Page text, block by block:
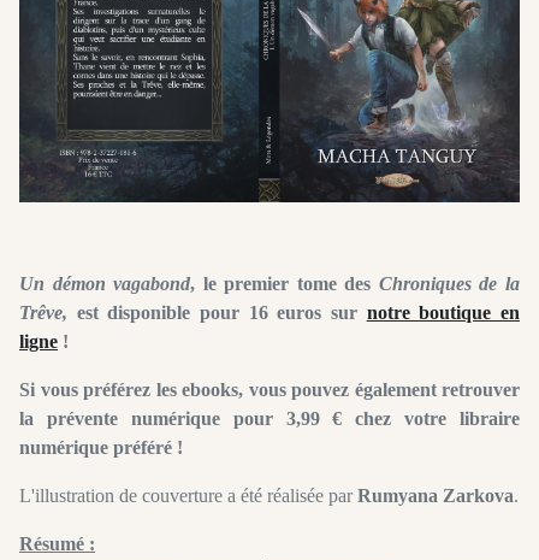
Un démon vagabond, le premier tome des Chroniques de la
Trêve, est disponible pour 16 euros sur notre boutique en
ligne !
Si vous préférez les ebooks, vous pouvez également retrouver
la prévente numérique pour 3,99 € chez votre libraire
numérique préféré !
L'illustration de couverture a été réalisée parRumyana Zarkova.
Résumé :